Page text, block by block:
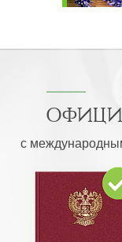
с